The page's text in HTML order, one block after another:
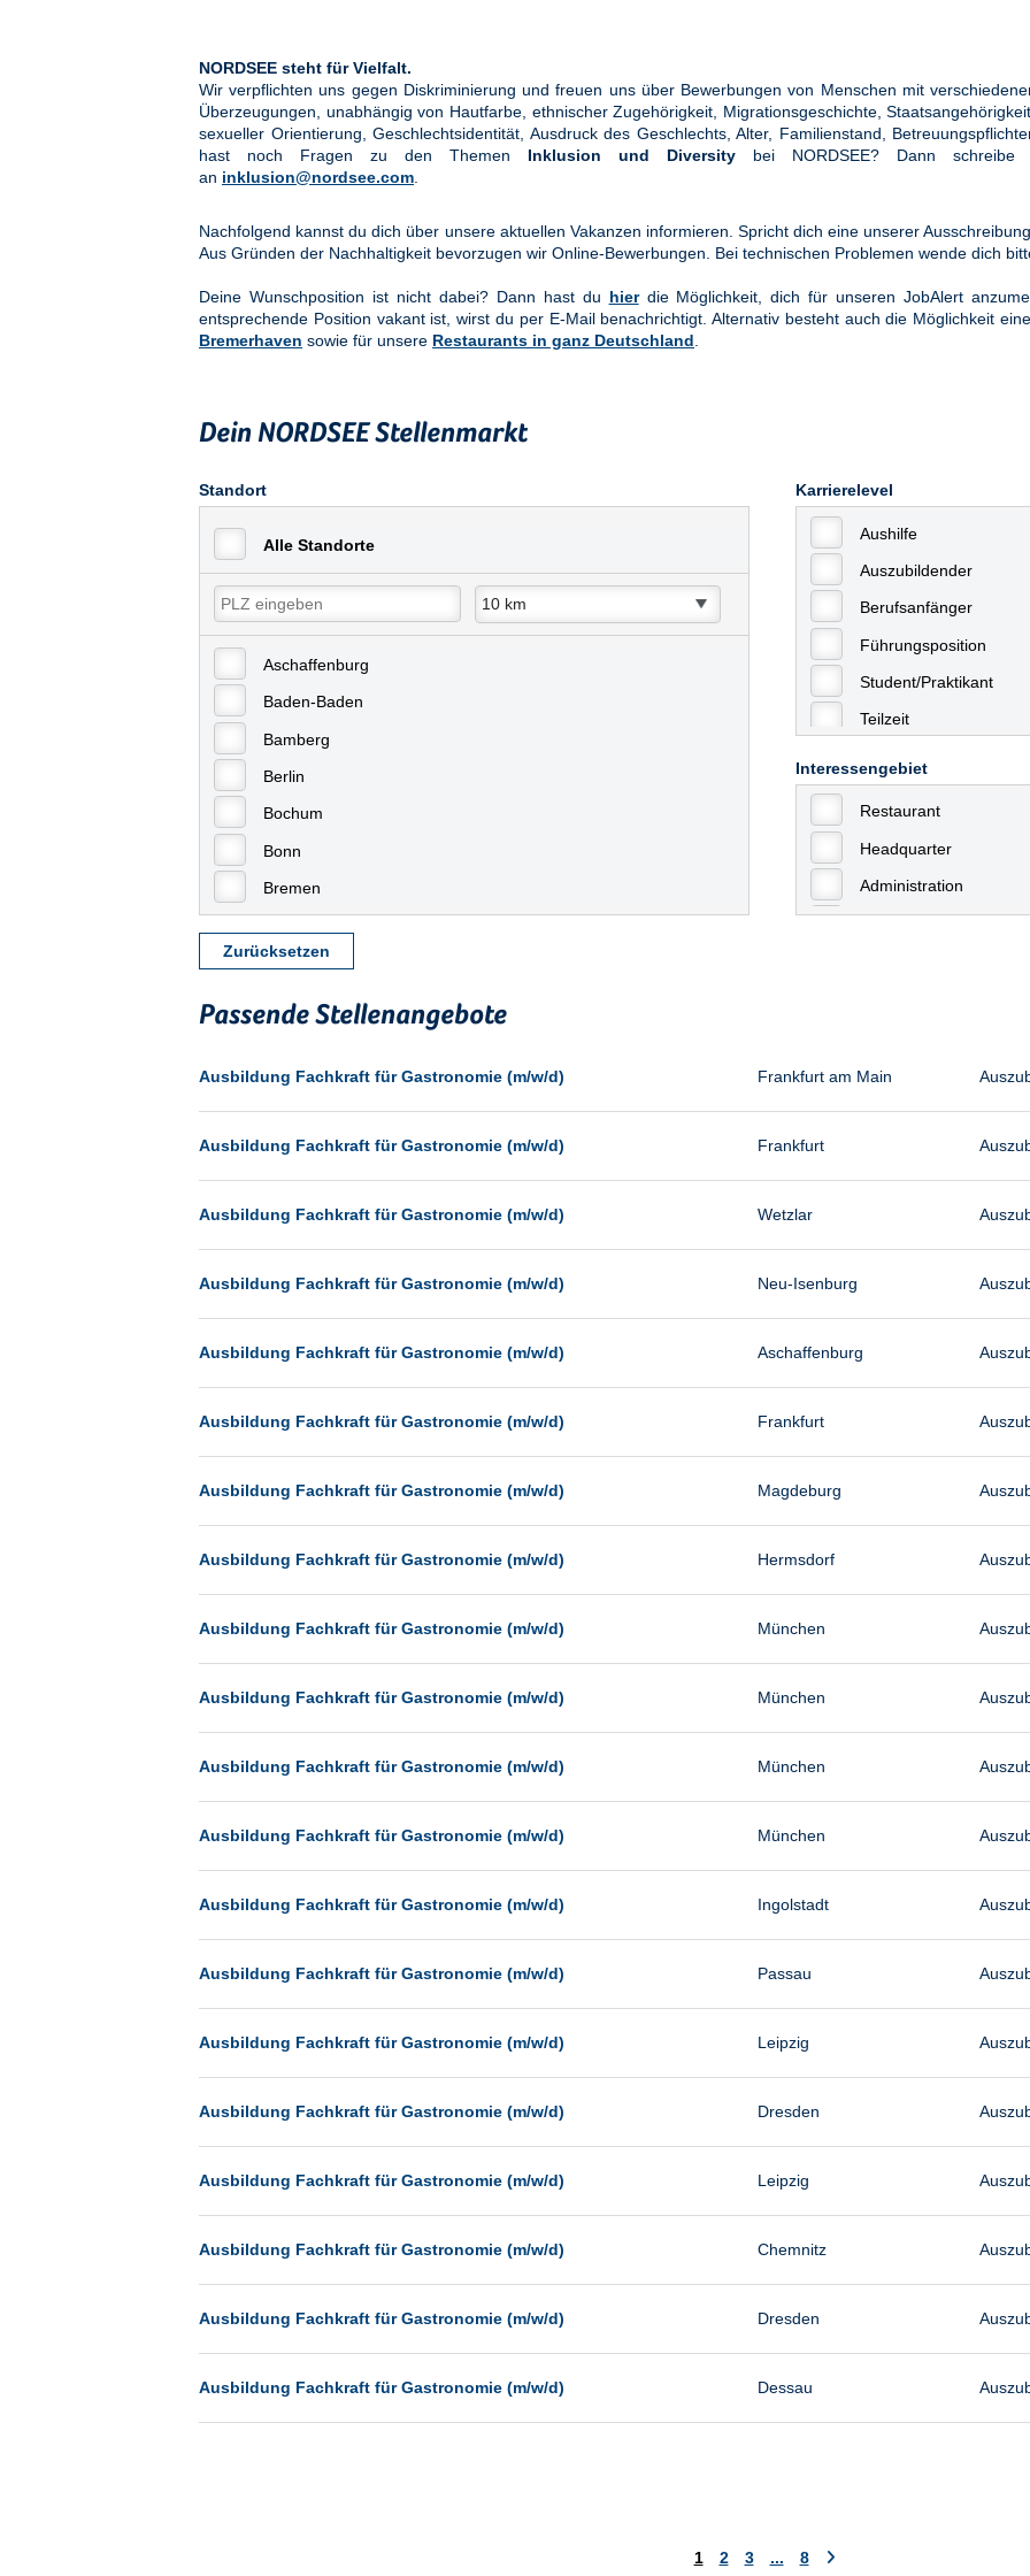
NORDSEE steht für Vielfalt.
Wir verpflichten uns gegen Diskriminierung und freuen uns über Bewerbungen von Menschen mit
Überzeugungen, unabhängig von Hautfarbe, ethnischer Zugehörigkeit, Migrationsgeschichte,
sexueller Orientierung, Geschlechtsidentität, Ausdruck des Geschlechts, Alter, Familienstand,
hast noch Fragen zu den Themen Inklusion und Diversity bei NORDSEE? Dann
an inklusion@nordsee.com
Nachfolgend kannst du dich über unsere aktuellen Vakanzen informieren. Spricht dich eine unserer
Aus Gründen der Nachhaltigkeit bevorzugen wir Online-Bewerbungen. Bei technischen Problemen wende dich
Deine Wunschposition ist nicht dabei? Dann hast du hierdie Möglichkeit, dich für unseren JobAlert
entsprechende Position vakant ist, wirst du per E-Mail benachrichtigt. Alternativ besteht auch die Möglichkeit
Bremerhaven sowie für unsere Restaurants in ganz Deutschland
Dein NORDSEE Stellenmarkt
Standort
Alle Standorte
Aschaffenburg
Baden-Baden
Bamberg
Berlin
Bochum
Bonn
Bremen
Celle
Chemnitz
Dresden
Düsseldorf
Erfurt
Essen
Frankfurt
Freiburg
Hamburg
Hannover
Heilbronn
Hermsdorf
Hildesheim
Ingolstadt
Kassel
Landau
Mainz
Mannheim
München
Münster
Neu-Isenburg
Neumünster
Karrierelevel
Aushilfe
Auszubildender
Berufsanfänger
Führungsposition
Student/Praktikant
Teilzeit
Interessengebiet
Restaurant
Headquarter
Administration
Sonstiges
Vertrieb
Zurücksetzen
Passende Stellenangebote
Ausbildung Fachkraft für Gastronomie (m/w/d) Frankfurt am Main
Ausbildung Fachkraft für Gastronomie (m/w/d) Frankfurt
Ausbildung Fachkraft für Gastronomie (m/w/d) Wetzlar
Ausbildung Fachkraft für Gastronomie (m/w/d) Neu-Isenburg
Ausbildung Fachkraft für Gastronomie (m/w/d) Aschaffenburg
Ausbildung Fachkraft für Gastronomie (m/w/d) Frankfurt
Ausbildung Fachkraft für Gastronomie (m/w/d) Magdeburg
Ausbildung Fachkraft für Gastronomie (m/w/d) Hermsdorf
Ausbildung Fachkraft für Gastronomie (m/w/d) München
Ausbildung Fachkraft für Gastronomie (m/w/d) München
Ausbildung Fachkraft für Gastronomie (m/w/d) München
Ausbildung Fachkraft für Gastronomie (m/w/d) München
Ausbildung Fachkraft für Gastronomie (m/w/d) Ingolstadt
Ausbildung Fachkraft für Gastronomie (m/w/d) Passau
Ausbildung Fachkraft für Gastronomie (m/w/d) Leipzig
Ausbildung Fachkraft für Gastronomie (m/w/d) Dresden
Ausbildung Fachkraft für Gastronomie (m/w/d) Leipzig
Ausbildung Fachkraft für Gastronomie (m/w/d) Chemnitz
Ausbildung Fachkraft für Gastronomie (m/w/d) Dresden
Ausbildung Fachkraft für Gastronomie (m/w/d) Dessau
1 2 3 ... 8